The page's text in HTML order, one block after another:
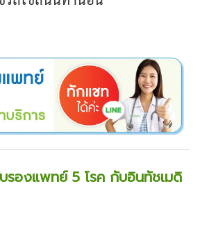
รองแพทย์ 5 โรค กับอินทัชเมดิ